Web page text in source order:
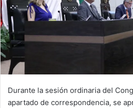
Durante la sesión ordinaria del
apartado de correspondencia, se